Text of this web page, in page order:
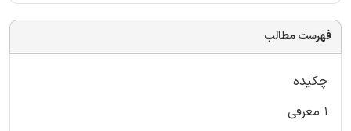
فهرست مطالب
چکیده
۱ معرفی